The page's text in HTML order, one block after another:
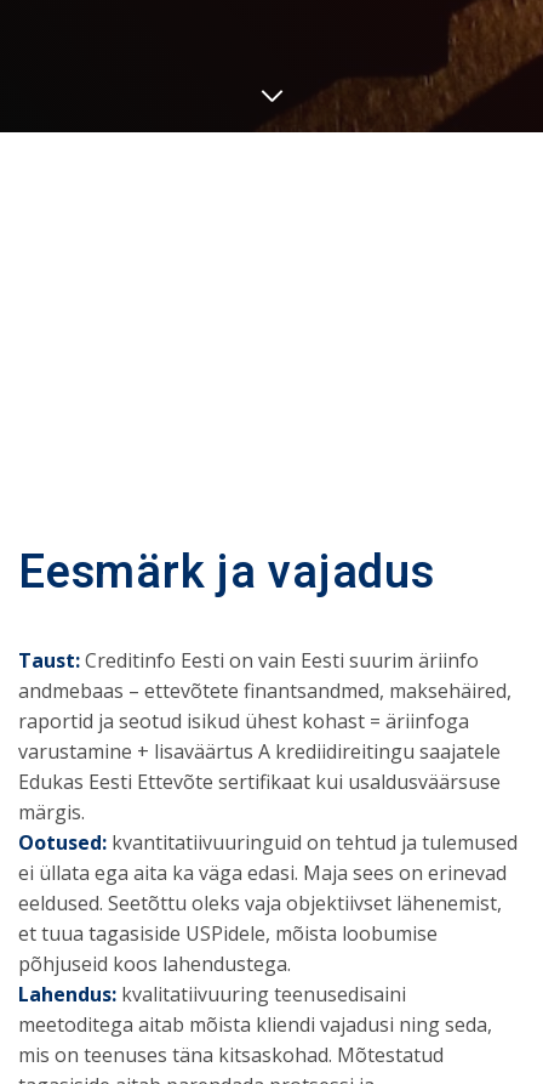
Eesmärk ja vajadus
Taust:Creditinfo Eesti on vain Eesti suurim äriinfo
andmebaas – ettevõtete finantsandmed, maksehäired,
raportid ja seotud isikud ühest kohast = äriinfoga
varustamine + lisaväärtus A krediidireitingu saajatele
Edukas Eesti Ettevõte sertifikaat kui usaldusväärsuse
märgis.
Ootused: kvantitatiivuuringuid on tehtud ja tulemused
ei üllata ega aita ka väga edasi. Maja sees on erinevad
eeldused. Seetõttu oleks vaja objektiivset lähenemist,
et tuua tagasiside USPidele, mõista loobumise
põhjuseid koos lahendustega.
Lahendus: kvalitatiivuuring teenusedisaini
meetoditega aitab mõista kliendi vajadusi ning seda,
mis on teenuses täna kitsaskohad. Mõtestatud